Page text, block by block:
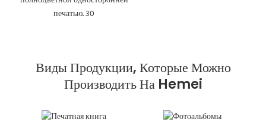
Виды Продукции, Которые Можно
Производить На Hemei